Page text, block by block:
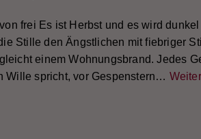
frei Es ist Herbst und es wird
Stille den Ängstlichen mit fiebriger
einem Wohnungsbrand. Jedes
Wille spricht, vor Gespenstern…